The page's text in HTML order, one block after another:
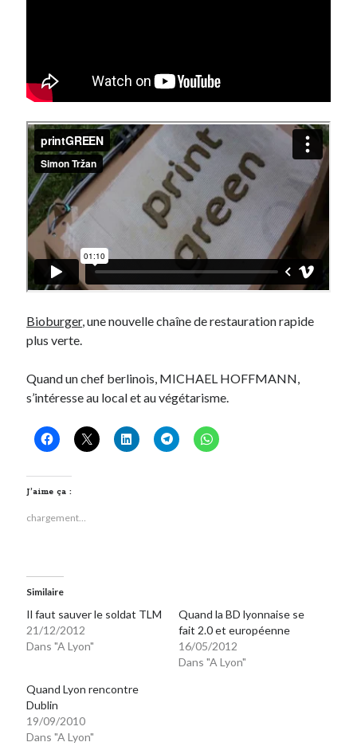
Bioburger, une nouvelle chaîne de restauration rapide
plus verte.
Quand un chef berlinois, MICHAEL HOFFMANN,
s’intéresse au local et au végétarisme.
J’aime ça :
chargement…
Similaire
Il faut sauver le soldat TLM
21/12/2012
Dans "A Lyon"
Quand la BD lyonnaise se
fait 2.0 et européenne
16/05/2012
Dans "A Lyon"
Quand Lyon rencontre
Dublin
19/09/2010
Dans "A Lyon"